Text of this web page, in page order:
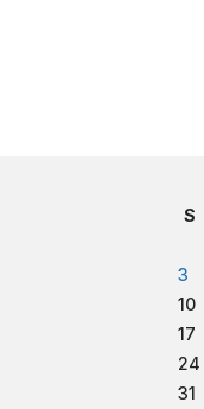
S
3
10
17
24
31